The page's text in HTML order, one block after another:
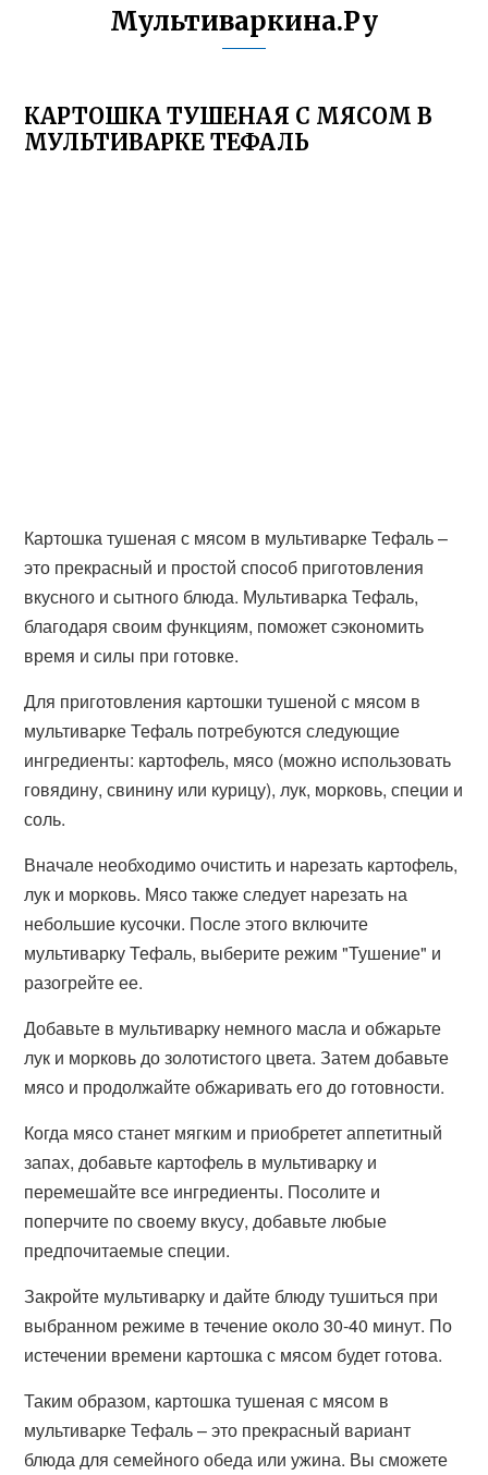
Мультиваркина.Ру
КАРТОШКА ТУШЕНАЯ С МЯСОМ В
МУЛЬТИВАРКЕ ТЕФАЛЬ
Картошка тушеная с мясом в мультиварке Тефаль –
это прекрасный и простой способ приготовления
вкусного и сытного блюда. Мультиварка Тефаль,
благодаря своим функциям, поможет сэкономить
время и силы при готовке.
Для приготовления картошки тушеной с мясом в
мультиварке Тефаль потребуются следующие
ингредиенты: картофель, мясо (можно использовать
говядину, свинину или курицу), лук, морковь, специи и
соль.
Вначале необходимо очистить и нарезать картофель,
лук и морковь. Мясо также следует нарезать на
небольшие кусочки. После этого включите
мультиварку Тефаль, выберите режим "Тушение" и
разогрейте ее.
Добавьте в мультиварку немного масла и обжарьте
лук и морковь до золотистого цвета. Затем добавьте
мясо и продолжайте обжаривать его до готовности.
Когда мясо станет мягким и приобретет аппетитный
запах, добавьте картофель в мультиварку и
перемешайте все ингредиенты. Посолите и
поперчите по своему вкусу, добавьте любые
предпочитаемые специи.
Закройте мультиварку и дайте блюду тушиться при
выбранном режиме в течение около 30-40 минут. По
истечении времени картошка с мясом будет готова.
Таким образом, картошка тушеная с мясом в
мультиварке Тефаль – это прекрасный вариант
блюда для семейного обеда или ужина. Вы сможете